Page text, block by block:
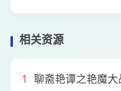
相关资源
1 聊斋艳谭之艳魔大